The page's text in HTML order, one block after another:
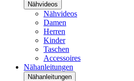
Nähvideos
Nähvideos
Damen
Herren
Kinder
Taschen
Accessoires
Nähanleitungen
Nähanleitungen